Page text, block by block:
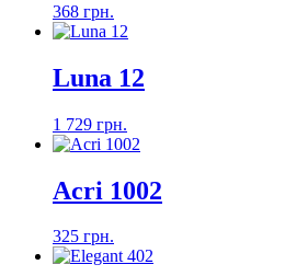
368 грн.
Luna 12
1 729 грн.
Acri 1002
325 грн.